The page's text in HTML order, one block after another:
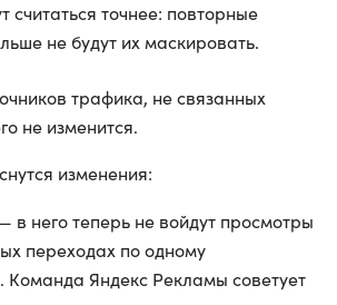
считаться точнее: повторные
не будут их маскировать.
трафика, не связанных
не изменится.
изменения:
— в него теперь не войдут просмотры
переходах по одному
Команда Яндекс Рекламы советует